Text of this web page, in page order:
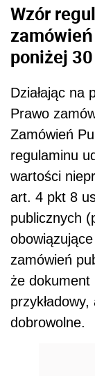
Wzór
poniżej
Działając na
Prawo
Zamówień
regulaminu
wartości
art. 4 pkt 8
publicznych
zamówień
że dokument
dobrowolne.